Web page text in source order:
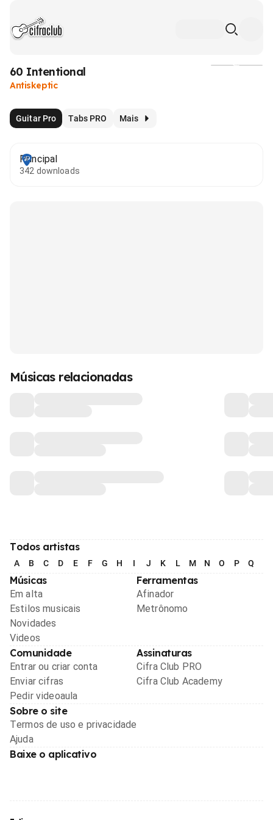
60 Intentional
Antiskeptic
Guitar Pro Tabs PRO Mais
Principal
342 downloads
Músicas relacionadas
Todos artistas
A B C D E F G H I J K L M N O P Q
Músicas
Em alta
Estilos musicais
Novidades
Videos
Ferramentas
Afinador
Metrônomo
Comunidade
Entrar ou criar conta
Enviar cifras
Pedir videoaula
Assinaturas
Cifra Club PRO
Cifra Club Academy
Sobre o site
Termos de uso e privacidade
Ajuda
Baixe o aplicativo